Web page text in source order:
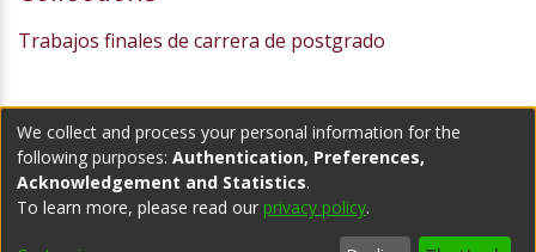
Trabajos finales de carrera de postgrado
Somos parte de:
We collect and process your personal information for the
following purposes: Authentication, Preferences,
Acknowledgement and Statistics.
To learn more, please read our privacy policy.